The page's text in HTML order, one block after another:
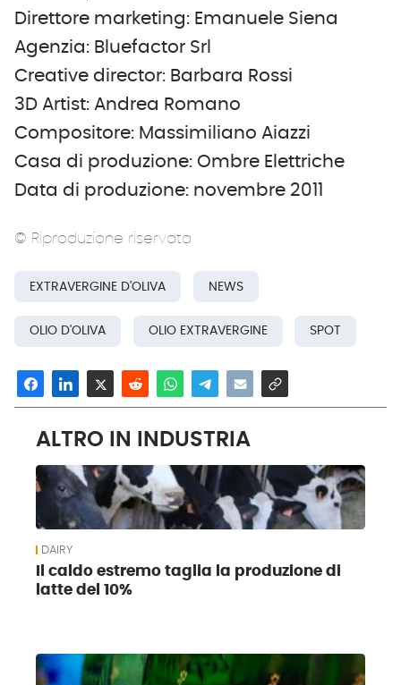
Direttore marketing: Emanuele Siena
Agenzia: Bluefactor Srl
Creative director: Barbara Rossi
3D Artist: Andrea Romano
Compositore: Massimiliano Aiazzi
Casa di produzione: Ombre Elettriche
Data di produzione: novembre 2011
© Riproduzione riservata
EXTRAVERGINE D'OLIVA NEWS
OLIO D'OLIVA OLIO EXTRAVERGINE SPOT
ALTRO IN INDUSTRIA
DAIRY
Il caldo estremo taglia la produzione di
latte del 10%